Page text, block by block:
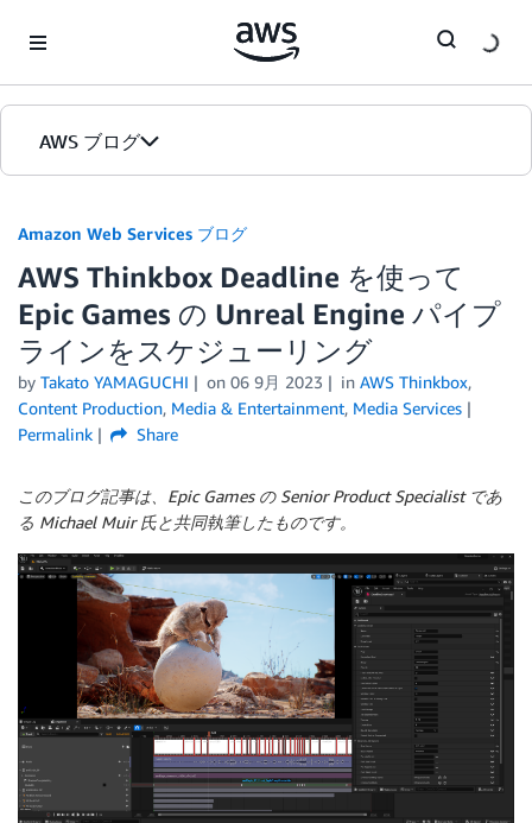
AWS ブログ
カテゴリ
エディション
Amazon Web Services ブログ
AWS Thinkbox Deadline を使って
Epic Games の Unreal Engine パイプ
ラインをスケジューリング
by Takato YAMAGUCHI on 06 9月 2023 in AWS Thinkbox,
Content Production, Media & Entertainment, Media Services
Permalink
Share
このブログ記事は、Epic Games の Senior Product Specialist であ
る Michael Muir 氏と共同執筆したものです。